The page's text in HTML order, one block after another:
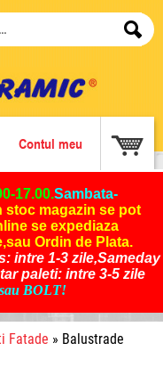
Contul meu
17.00.Sambata-
stoc magazin se pot
se expediaza
Ordin de Plata.
intre 1-3 zile,Sameday
paleti: intre 3-5 zile
BOLT!
Fatade » Balustrade